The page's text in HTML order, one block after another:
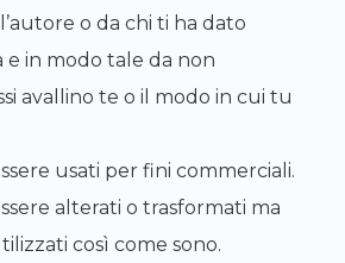
o da chi ti ha dato
e in modo tale da non
avallino te o il modo in cui tu
usati per fini commerciali.
alterati o trasformati ma
così come sono.